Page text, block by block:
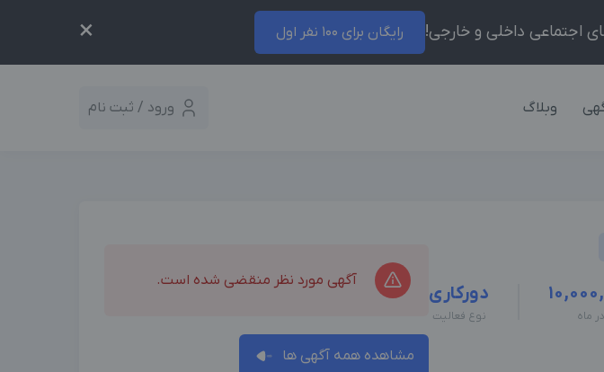
رایگان برای 100 نفر اول ×
وبلاگ ورود / ثبت نام
در ماه
دورکاری
نوع فعالیت
آگهی مورد نظر منقضی شده است.
مشاهده همه آگهی ها